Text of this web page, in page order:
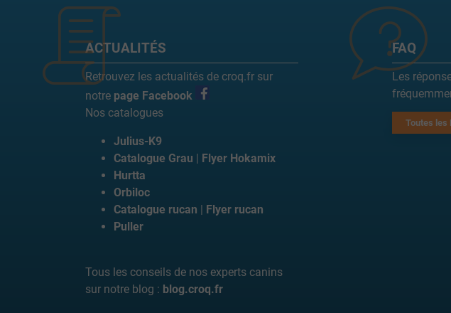
ACTUALITÉS
Retrouvez les actualités de croq.fr sur
notre page Facebook
Nos catalogues
Julius-K9
Catalogue Grau | Flyer Hokamix
Hurtta
Orbiloc
Catalogue rucan | Flyer rucan
Puller
Tous les conseils de nos experts canins
sur notre blog : blog.croq.fr
FAQ
Les
Toutes les